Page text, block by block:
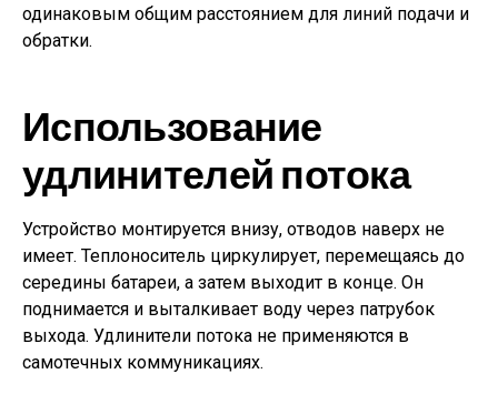
одинаковым общим расстоянием для линий подачи и
обратки.
Использование
удлинителей потока
Устройство монтируется внизу, отводов наверх не
имеет. Теплоноситель циркулирует, перемещаясь до
середины батареи, а затем выходит в конце. Он
поднимается и выталкивает воду через патрубок
выхода. Удлинители потока не применяются в
самотечных коммуникациях.